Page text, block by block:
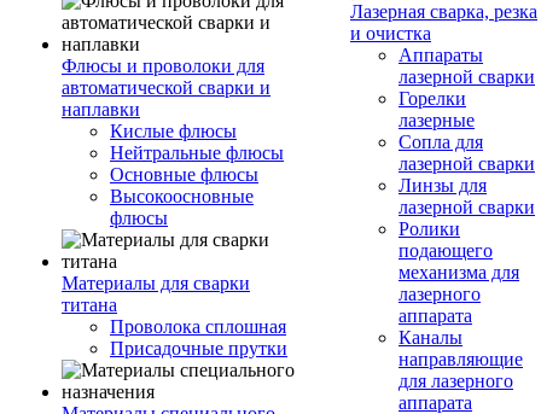
Флюсы и проволоки для
автоматической сварки и
наплавки
Кислые флюсы
Нейтральные флюсы
Основные флюсы
Высокоосновные
флюсы
Материалы для сварки
титана
Проволока сплошная
Присадочные прутки
Лазерная сварка, резка
и очистка
Аппараты
лазерной сварки
Горелки
лазерные
Сопла для
лазерной сварки
Линзы для
лазерной сварки
Ролики
подающего
механизма для
лазерного
аппарата
Каналы
направляющие
для лазерного
аппарата